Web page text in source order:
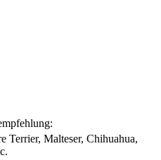
Terrier, Malteser, Chihuahua,